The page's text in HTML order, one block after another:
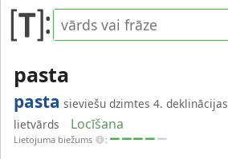
pasta
pasta sieviešu dzimtes 4. deklinācijas
lietvārds
Locīšana
Lietojuma biežums :